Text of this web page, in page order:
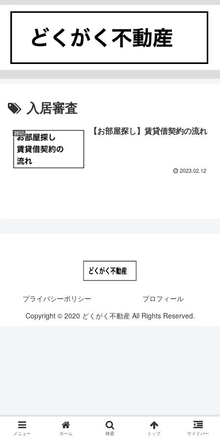
入居審査
雑記 【お部屋探し】賃貸借契約の流れ
2023.02.12
プライバシーポリシー
プロフィール
Copyright © 2020 どくがく不動産 All Rights Reserved.
メニュー ホーム 検索 トップ サイドバー